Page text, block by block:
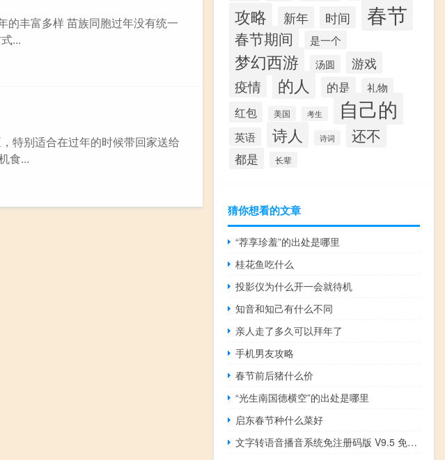
的丰富多样 苗族同胞过年没有统一
...
特别适合在过年的时候带回家送给
食...
攻略 新年 时间 春节
春节期间 是一个
梦幻西游 汤圆 游戏
疫情 的人 的是 礼物
红包 美国 考生 自己的
英语 诗人 诗词 还不
都是 长辈
猜你想看的文章
“荐享珍羞”的出处是哪里
桂花鱼吃什么
投影仪为什么开一会就待机
知音和知己有什么不同
亲人走了多久可以拜年了
手机男友攻略
春节前后猪什么价
“光生南国德横空”的出处是哪里
启东春节种什么菜好
文字转语音播音系统免注册码版 V9.5 免费版（文字转语音播音系统免注册码版 V9.5 免费版功能简介）